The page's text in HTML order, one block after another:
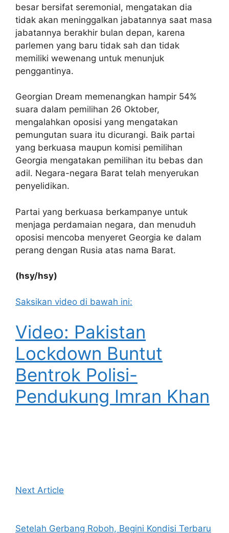
besar bersifat seremonial, mengatakan dia
tidak akan meninggalkan jabatannya saat masa
jabatannya berakhir bulan depan, karena
parlemen yang baru tidak sah dan tidak
memiliki wewenang untuk menunjuk
penggantinya.
Georgian Dream memenangkan hampir 54%
suara dalam pemilihan 26 Oktober,
mengalahkan oposisi yang mengatakan
pemungutan suara itu dicurangi. Baik partai
yang berkuasa maupun komisi pemilihan
Georgia mengatakan pemilihan itu bebas dan
adil. Negara-negara Barat telah menyerukan
penyelidikan.
Partai yang berkuasa berkampanye untuk
menjaga perdamaian negara, dan menuduh
oposisi mencoba menyeret Georgia ke dalam
perang dengan Rusia atas nama Barat.
(hsy/hsy)
Saksikan video di bawah ini:
Video: Pakistan
Lockdown Buntut
Bentrok Polisi-
Pendukung Imran Khan
Next Article
Setelah Gerbang Roboh, Begini Kondisi Terbaru